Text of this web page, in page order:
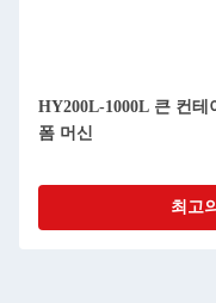
HY200L-1000L 큰 컨테
폼 머신
최고